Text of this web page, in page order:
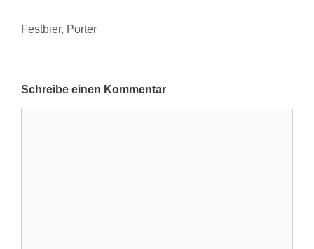
Kategorien
Festbier, Porter
Schreibe einen Kommentar